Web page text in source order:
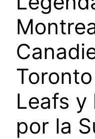
Leafs y
por la